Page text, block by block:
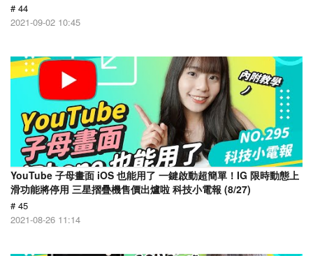
# 44
2021-09-02 10:45
YouTube 子母畫面 iOS 也能用了 一鍵啟動超簡單！IG 限時動態上
滑功能將停用 三星摺疊機售價出爐啦 科技小電報 (8/27)
# 45
2021-08-26 11:14